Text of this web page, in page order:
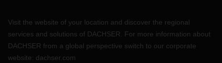
Visit the website of your location and discover the regional
services and solutions of DACHSER. For more information about
DACHSER from a global perspective switch to our corporate
website: dachser.com